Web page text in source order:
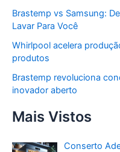
Brastemp vs Samsung:
Lavar Para Você
Whirlpool acelera
produtos
Brastemp revoluciona
inovador aberto
Mais Vistos
Conserto